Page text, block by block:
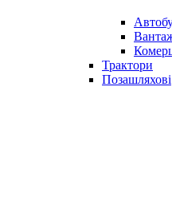
Трактори
Позашляхові